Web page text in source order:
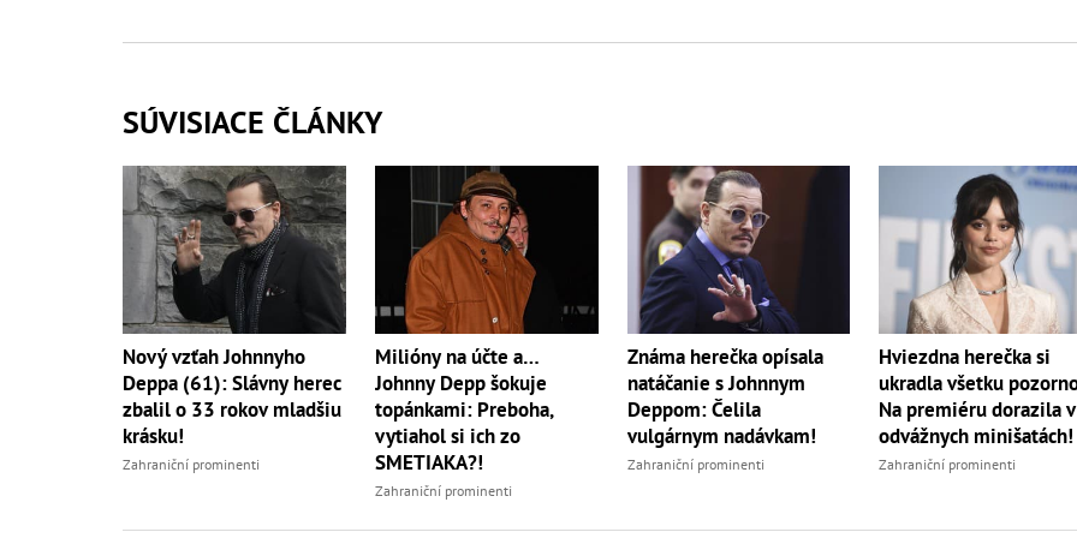
SÚVISIACE ČLÁNKY
Nový vzťah Johnnyho
Deppa (61): Slávny herec
zbalil o 33 rokov mladšiu
krásku!
Zahraniční prominenti
Milióny na účte a…
Johnny Depp šokuje
topánkami: Preboha,
vytiahol si ich zo
SMETIAKA?!
Zahraniční prominenti
Známa herečka opísala
natáčanie s Johnnym
Deppom: Čelila
vulgárnym nadávkam!
Zahraniční prominenti
Hviezdna herečka si
ukradla všetku
Na premiéru dorazila v
odvážnych minišatách!
Zahraniční prominenti